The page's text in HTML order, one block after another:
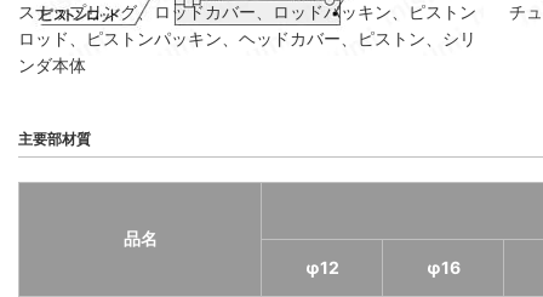
スナップリング、ロッドカバー、ロッドパッキン、ピストン
ロッド、ピストンパッキン、ヘッドカバー、ピストン、シリ
ンダ本体
チ
主要部材質
品名
φ12
φ16